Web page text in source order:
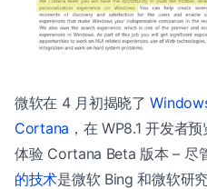
微软在 4 月初揭晓了
Cortana ，在 WP8.1 开发者
体验 Cortana Beta 版本 – 尽
的技术是微软 Bing 和微软研